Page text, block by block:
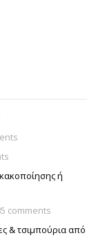
ή
comments
& τσιμπούρια από